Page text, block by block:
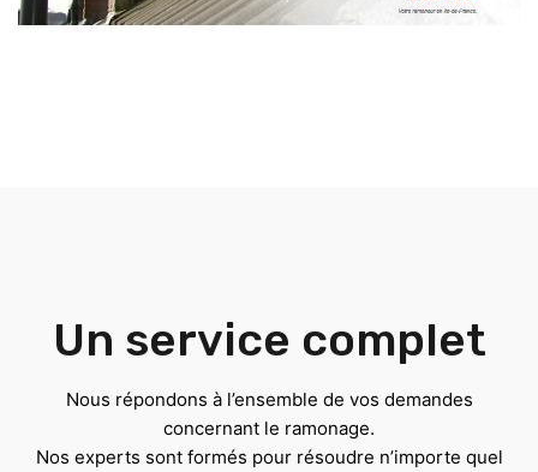
Un service complet
Nous répondons à l’ensemble de vos demandes
concernant le ramonage.
Nos experts sont formés pour résoudre n’importe quel